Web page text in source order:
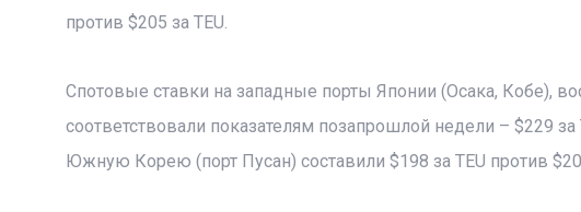
против $205 за TEU.
Спотовые ставки на западные порты Японии (Осака, Кобе),
соответствовали показателям позапрошлой недели – $229 за
Южную Корею (порт Пусан) составили $198 за TEU против